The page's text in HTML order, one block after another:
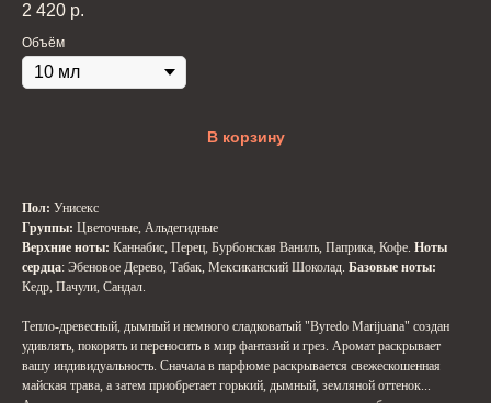
2 420 р.
Объём
В корзину
Пол: Унисекс
Группы: Цветочные, Альдегидные
Верхние ноты: Каннабис, Перец, Бурбонская Ваниль, Паприка, Кофе. Ноты
сердца: Эбеновое Дерево, Табак, Мексиканский Шоколад. Базовые ноты:
Кедр, Пачули, Сандал.
Тепло-древесный, дымный и немного сладковатый "Byredo Marijuana" создан
удивлять, покорять и переносить в мир фантазий и грез. Аромат раскрывает
вашу индивидуальность. Сначала в парфюме раскрывается свежескошенная
майская трава, а затем приобретает горький, дымный, земляной оттенок...